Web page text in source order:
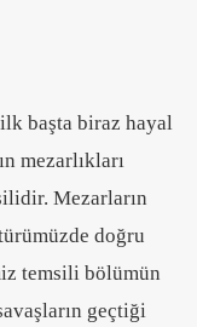
başta biraz hayal
mezarlıkları
Mezarların
doğru
temsili bölümün
geçtiği